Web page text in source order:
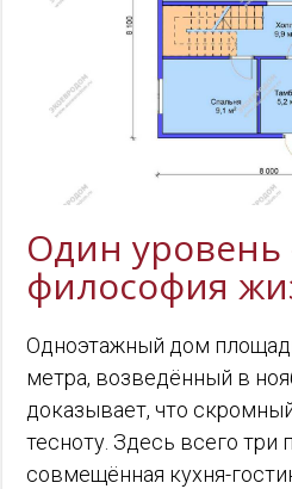
Один
философия
Одноэтажный дом
метра, возведённый в
доказывает, что
тесноту. Здесь всего три
совмещённая кухня-